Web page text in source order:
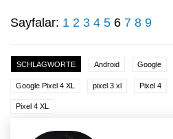
Sayfalar: 1 2 3 4 5 6 7 8 9
SCHLAGWORTE Android Google
Google Pixel 4 XL pixel 3 xl Pixel 4
Pixel 4 XL